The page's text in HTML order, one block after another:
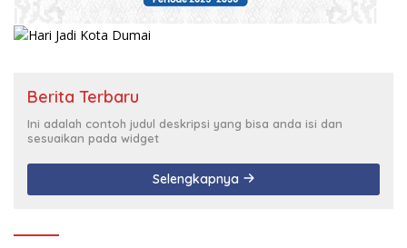
Berita Terbaru
Ini adalah contoh judul deskripsi yang bisa anda isi dan
sesuaikan pada widget
Selengkapnya